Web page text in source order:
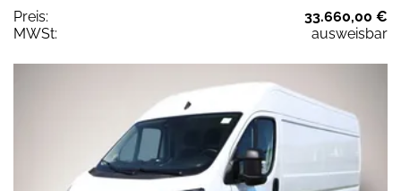
Preis:
33.660,00 €
MWSt:
ausweisbar